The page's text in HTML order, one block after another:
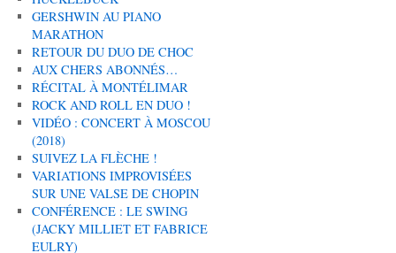
GERSHWIN AU PIANO
MARATHON
RETOUR DU DUO DE CHOC
AUX CHERS ABONNÉS…
RÉCITAL À MONTÉLIMAR
ROCK AND ROLL EN DUO !
VIDÉO : CONCERT À MOSCOU
(2018)
SUIVEZ LA FLÈCHE !
VARIATIONS IMPROVISÉES
SUR UNE VALSE DE CHOPIN
CONFÉRENCE : LE SWING
(JACKY MILLIET ET FABRICE
EULRY)